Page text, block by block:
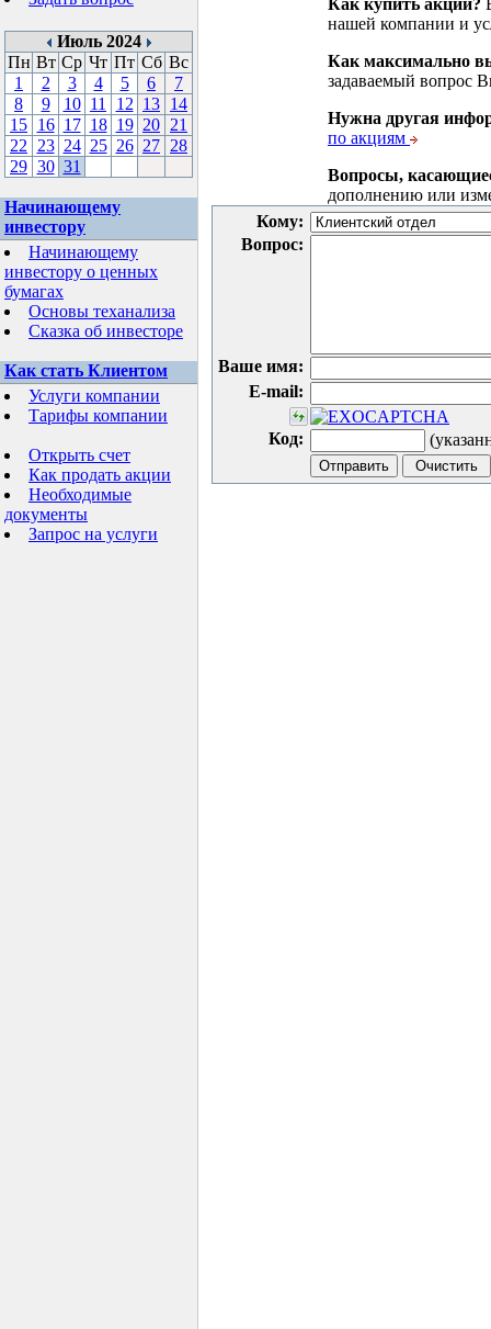
Июль 2024
Пн Вт Ср Чт Пт Сб Вс
1
2 3 4 5 6
7
8
9 10 11 12 13 14
15 16 17 18 19 20 21
22
23 24 25 26 27 28
29 30 31
Начинающему
инвестору
Начинающему
инвестору о ценных
бумагах
Основы теханализа
Сказка об инвесторе
Как стать Клиентом
Услуги компании
Тарифы компании
Открыть счет
Как продать акции
Необходимые
документы
Запрос на услуги
Как купить акции?
нашей компании и
Как максимально
задаваемый вопрос
Нужна другая
по акциям
Вопросы,
дополнению или
Кому:
Вопрос:
Ваше имя:
E-mail:
Код: